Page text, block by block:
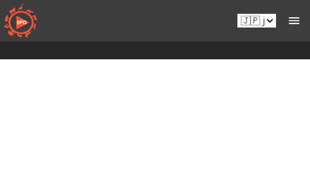
コ
ン
テ
ン
Ja.sportsmansparadiseonline.com